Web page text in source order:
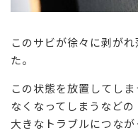
このサビが徐々に剥が
た。
この状態を放置してし
なくなってしまうなどの
大きなトラブルにつなが